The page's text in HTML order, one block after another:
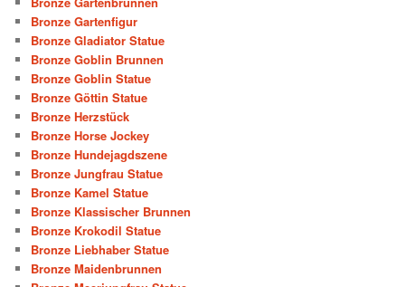
Bronze Gartenfigur
Bronze Gladiator Statue
Bronze Goblin Brunnen
Bronze Goblin Statue
Bronze Göttin Statue
Bronze Herzstück
Bronze Horse Jockey
Bronze Hundejagdszene
Bronze Jungfrau Statue
Bronze Kamel Statue
Bronze Klassischer Brunnen
Bronze Krokodil Statue
Bronze Liebhaber Statue
Bronze Maidenbrunnen